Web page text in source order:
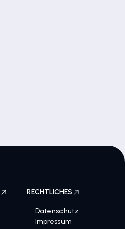
RECHTLICHES
Datenschutz
Impressum